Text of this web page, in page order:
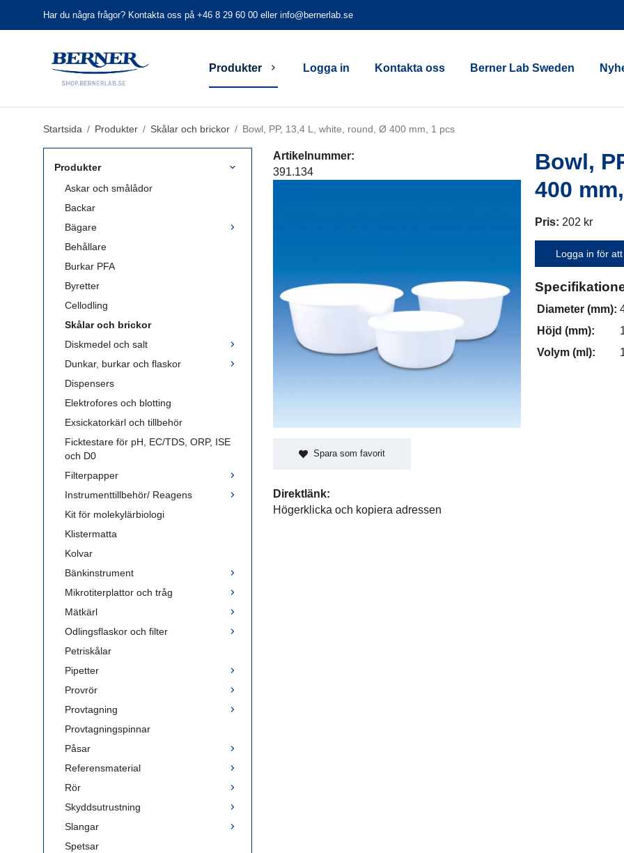
Har du några frågor? Kontakta oss på +46 8 29 60 00 eller info@bernerlab.se
Produkter Logga in Kontakta oss Berner Lab Sweden
Startsida / Produkter / Skålar och brickor / Bowl, PP, 13,4 L, white, round, Ø 400 mm, 1 pcs
Produkter
Askar och smålådor
Backar
Bägare
Behållare
Burkar PFA
Byretter
Cellodling
Skålar och brickor
Diskmedel och salt
Dunkar, burkar och flaskor
Dispensers
Elektrofores och blotting
Exsickatorkärl och tillbehör
Ficktestare för pH, EC/TDS, ORP, ISE
och D0
Filterpapper
Instrumenttillbehör/ Reagens
Kit för molekylärbiologi
Klistermatta
Kolvar
Bänkinstrument
Mikrotiterplattor och tråg
Mätkärl
Odlingsflaskor och filter
Petriskålar
Pipetter
Provrör
Provtagning
Provtagningspinnar
Påsar
Referensmaterial
Rör
Skyddsutrustning
Slangar
Spetsar
Artikelnummer:
391.134
Bowl,
400
Pris: 202 kr
Logga in för
Diameter (mm):
Höjd (mm):
Volym (ml):
Spara som favorit
Direktlänk:
Högerklicka och kopiera adressen